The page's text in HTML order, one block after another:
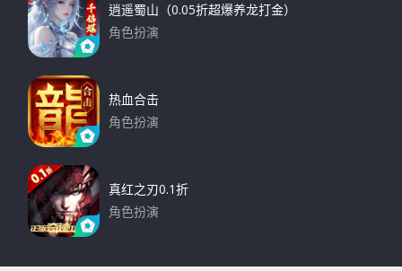
逍遥蜀山（0.05折超爆养龙打金）
角色扮演
热血合击
角色扮演
真红之刃0.1折
角色扮演